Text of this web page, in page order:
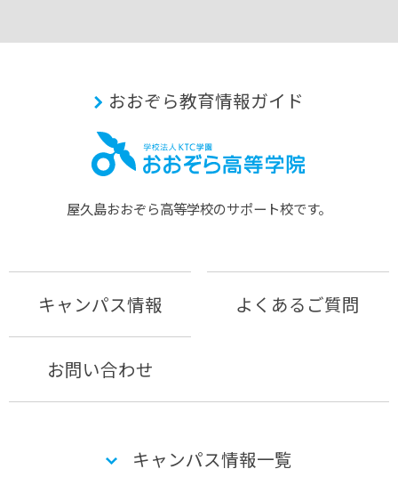
おおぞら教育情報ガイド
屋久島おおぞら⾼等学校のサポート校です。
キャンパス情報 よくあるご質問
お問い合わせ
キャンパス情報一覧